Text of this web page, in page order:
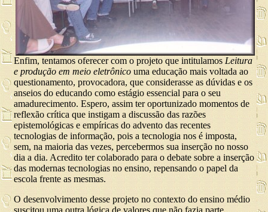
Enfim, tentamos oferecer com o projeto que intitulamos Leitura
e produção em meio eletrônicouma educação mais voltada ao
questionamento, provocadora, que considerasse as dúvidas e os
anseios do educando como estágio essencial para o seu
amadurecimento. Espero, assim ter oportunizado momentos de
reflexão crítica que instigam a discussão das razões
epistemológicas e empíricas do advento das recentes
tecnologias de informação, pois a tecnologia nos é imposta,
sem, na maioria das vezes, percebermos sua inserção no nosso
dia a dia. Acredito ter colaborado para o debate sobre a inserção
das modernas tecnologias no ensino, repensando o papel da
escola frente as mesmas.
O desenvolvimento desse projeto no contexto do ensino médio
suscitou uma outra lógica de valores que não fazia parte